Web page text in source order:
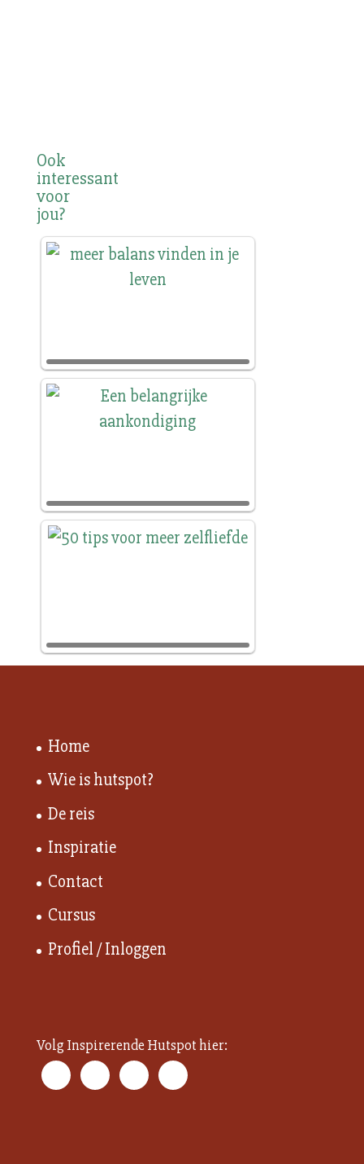
Ook
interessant
voor
jou?
Home
Wie is hutspot?
De reis
Inspiratie
Contact
Cursus
Profiel / Inloggen
Volg Inspirerende Hutspot hier: